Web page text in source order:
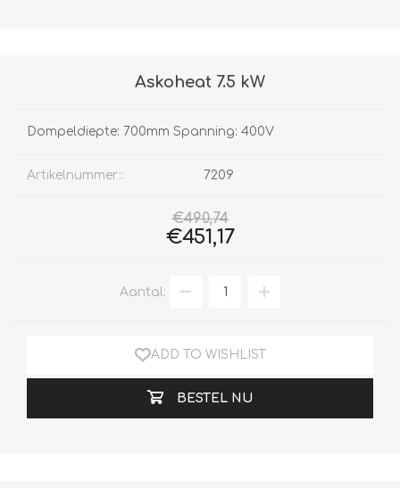
Askoheat 7.5 kW
Dompeldiepte: 700mm Spanning: 400V
Artikelnummer:: 7209
€490,74
€451,17
Aantal:
ADD TO WISHLIST
BESTEL NU